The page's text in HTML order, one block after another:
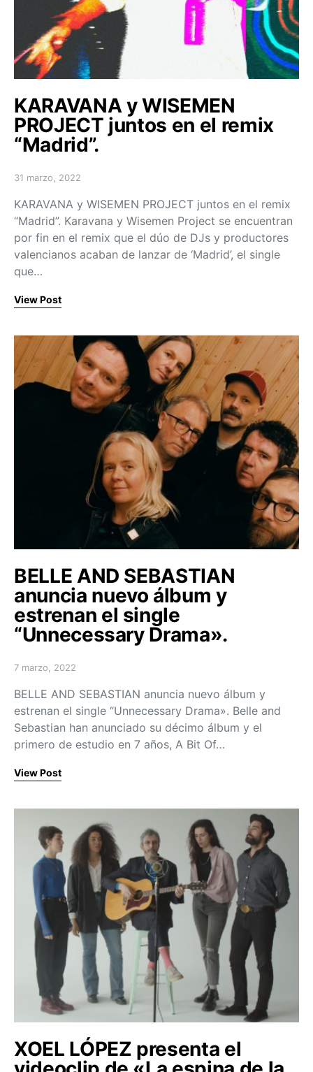
KARAVANA y WISEMEN
PROJECT juntos en el remix
“Madrid”.
Posted on
31 marzo, 2022
KARAVANA y WISEMEN PROJECT juntos en el remix
“Madrid”. Karavana y Wisemen Project se encuentran
por fin en el remix que el dúo de DJs y productores
valencianos acaban de lanzar de ‘Madrid’, el single
que…
View Post
BELLE AND SEBASTIAN
anuncia nuevo álbum y
estrenan el single
“Unnecessary Drama».
Posted on
7 marzo, 2022
BELLE AND SEBASTIAN anuncia nuevo álbum y
estrenan el single “Unnecessary Drama». Belle and
Sebastian han anunciado su décimo álbum y el
primero de estudio en 7 años, A Bit Of…
View Post
XOEL LÓPEZ presenta el